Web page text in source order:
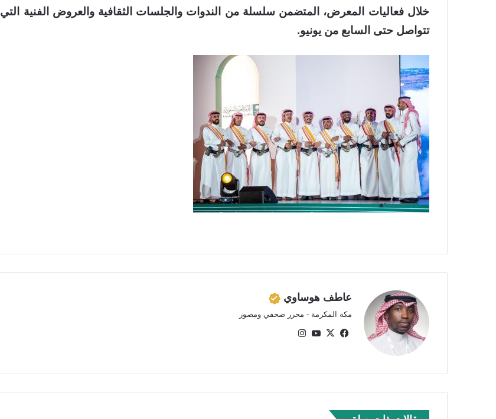
خلال فعاليات المعرض، المتضمن سلسلة من الندوات والجلسات الثقافية والعروض الفنية التي
تتواصل حتى السابع من يونيو.
عاطف هوساوي
مكة المكرمة - محرر صحفي ومصور
في
‫X
‫Yo